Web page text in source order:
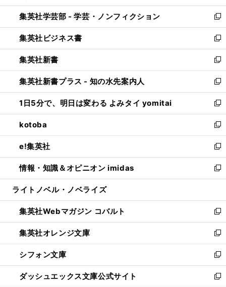
開
く
ウ
で
開
く
ン
ド
ウ
で
開
く
ウ
ィ
ン
ド
ウ
で
開
く
集英社学芸部 - 学芸・ノンフィクション
新
し
い
ウ
ィ
ン
ド
ウ
で
開
く
集英社ビジネス書
新
し
い
ウ
ィ
ン
ド
ウ
で
開
く
集英社新書
新
し
い
ウ
ィ
ン
ド
ウ
で
開
く
集英社新書プラス - 知の水先案内人
新
し
い
ウ
ィ
ン
ド
ウ
で
開
1日5分で、明日は変わる よみタイ yomitai
新
し
い
ウ
ィ
ン
ド
ウ
開
く
kotoba
新
し
い
ウ
ィ
ン
ウ
で
開
く
e!集英社
新
し
い
ウ
ン
ド
ウ
で
開
く
情報・知識＆オピニオン imidas
新
し
ウ
ィ
ン
ド
ウ
で
開
く
ライトノベル・ノベライズ
集英社Webマガジン コバルト
新
し
い
ウ
ィ
ン
ド
集英社オレンジ文庫
新
し
い
ウ
ィ
シフォン文庫
新
し
い
ダッシュエックス文庫公式サイト
新